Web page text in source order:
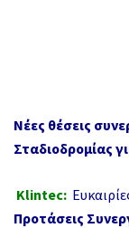
Νέες θέσεις
Σταδιοδρομίας
Klintec:
Προτάσεις